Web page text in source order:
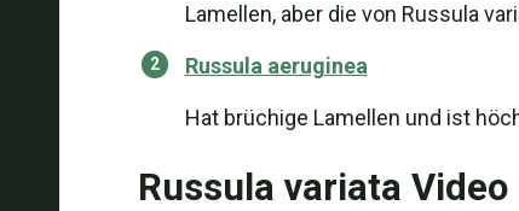
Lamellen, aber die von Russula
Russula aeruginea
Hat brüchige Lamellen und ist
Russula variata Video